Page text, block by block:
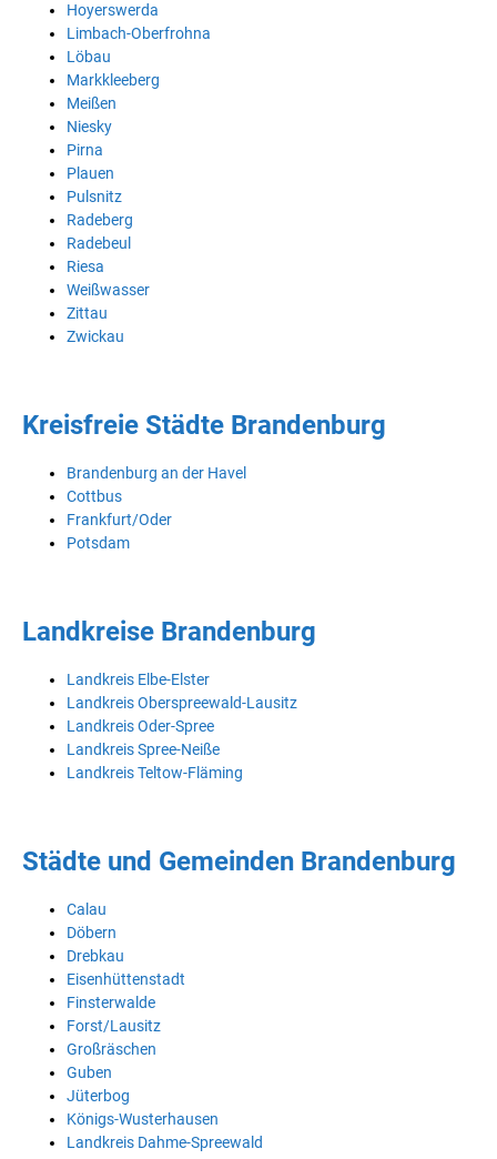
Hoyerswerda
Limbach-Oberfrohna
Löbau
Markkleeberg
Meißen
Niesky
Pirna
Plauen
Pulsnitz
Radeberg
Radebeul
Riesa
Weißwasser
Zittau
Zwickau
Kreisfreie Städte Brandenburg
Brandenburg an der Havel
Cottbus
Frankfurt/Oder
Potsdam
Landkreise Brandenburg
Landkreis Elbe-Elster
Landkreis Oberspreewald-Lausitz
Landkreis Oder-Spree
Landkreis Spree-Neiße
Landkreis Teltow-Fläming
Städte und Gemeinden Brandenburg
Calau
Döbern
Drebkau
Eisenhüttenstadt
Finsterwalde
Forst/Lausitz
Großräschen
Guben
Jüterbog
Königs-Wusterhausen
Landkreis Dahme-Spreewald